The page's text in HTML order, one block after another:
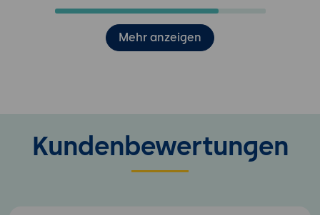
Mehr anzeigen
Kundenbewertungen